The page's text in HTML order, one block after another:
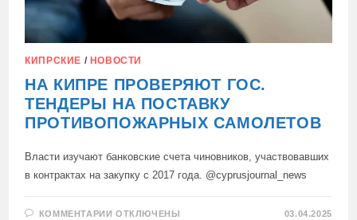
КИПРСКИЕ / НОВОСТИ
НА КИПРЕ ПРОВЕРЯЮТ ГОС.
ТЕНДЕРЫ НА ПОСТАВКУ
ПРОТИВОПОЖАРНЫХ САМОЛЕТОВ
Власти изучают банковские счета чиновников, участвовавших
в контрактах на закупку с 2017 года. @cyprusjournal_news
КОММЕНТАРИИ К
ОТКЛЮЧЕНЫ 03.04.2025